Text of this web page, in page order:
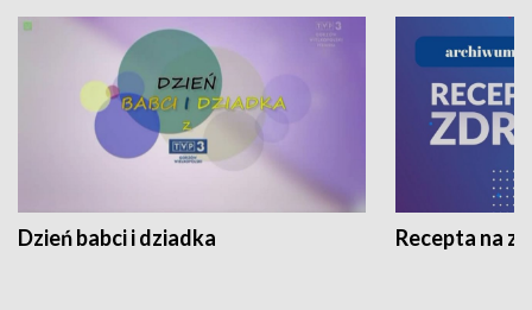
Dzień babci i dziadka Recepta na